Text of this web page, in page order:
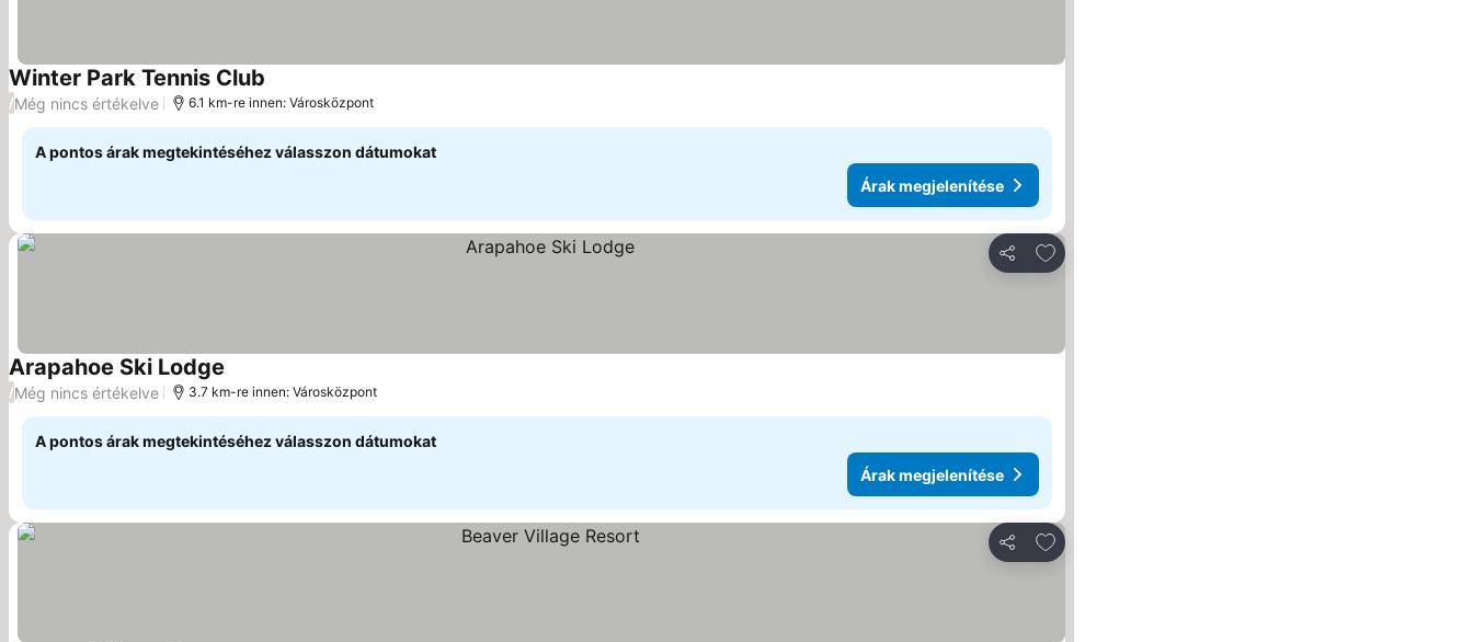
Winter Park Tennis Club
/Még nincs értékelve 6.1 km-re innen: Városközpont
A pontos árak megtekintéséhez válasszon dátumokat
Árak megjelenítése
Megosztás
Hozzáadás a kedvencekhez
Arapahoe Ski Lodge
/Még nincs értékelve 3.7 km-re innen: Városközpont
A pontos árak megtekintéséhez válasszon dátumokat
Árak megjelenítése
Megosztás
Hozzáadás a kedvencekhez